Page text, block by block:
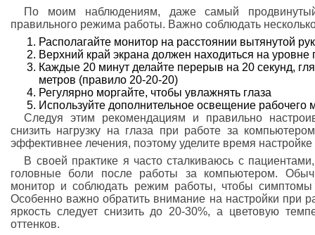
По моим наблюдениям, даже самый
правильного режима работы. Важно соблюдать
Располагайте монитор на расстоянии вытянутой
Верхний край экрана должен находиться на уровне
Каждые 20 минут делайте перерыв на 20 секунд,
метров (правило 20-20-20)
Регулярно моргайте, чтобы увлажнять глаза
Используйте дополнительное освещение рабочего
Следуя этим рекомендациям и правильно
снизить нагрузку на глаза при работе за
эффективнее лечения, поэтому уделите время
В своей практике я часто сталкиваюсь с
головные боли после работы за компьютером.
монитор и соблюдать режим работы, чтобы симптомы
Особенно важно обратить внимание на настройки при
яркость следует снизить до 20-30%, а цветовую
оттенков.